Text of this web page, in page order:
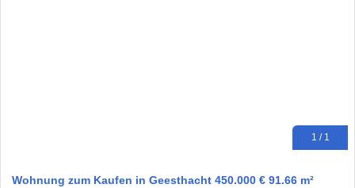
1 / 1
Wohnung zum Kaufen in Geesthacht 450.000 € 91.66 m²